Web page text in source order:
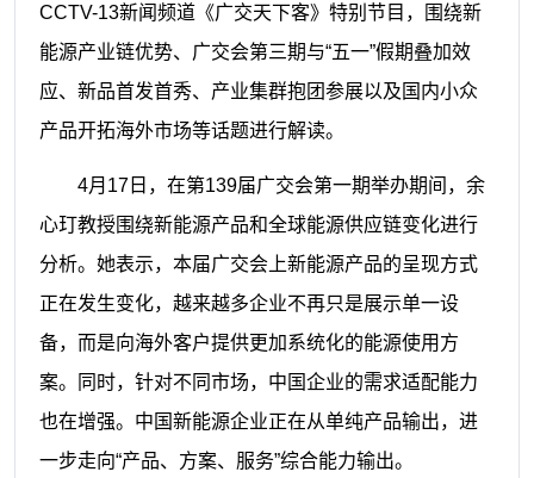
CCTV-13新闻频道《广交天下客》特别节目，围绕新
能源产业链优势、广交会第三期与“五一”假期叠加效
应、新品首发首秀、产业集群抱团参展以及国内小众
产品开拓海外市场等话题进行解读。
4月17日，在第139届广交会第一期举办期间，余
心玎教授围绕新能源产品和全球能源供应链变化进行
分析。她表示，本届广交会上新能源产品的呈现方式
正在发生变化，越来越多企业不再只是展示单一设
备，而是向海外客户提供更加系统化的能源使用方
案。同时，针对不同市场，中国企业的需求适配能力
也在增强。中国新能源企业正在从单纯产品输出，进
一步走向“产品、方案、服务”综合能力输出。